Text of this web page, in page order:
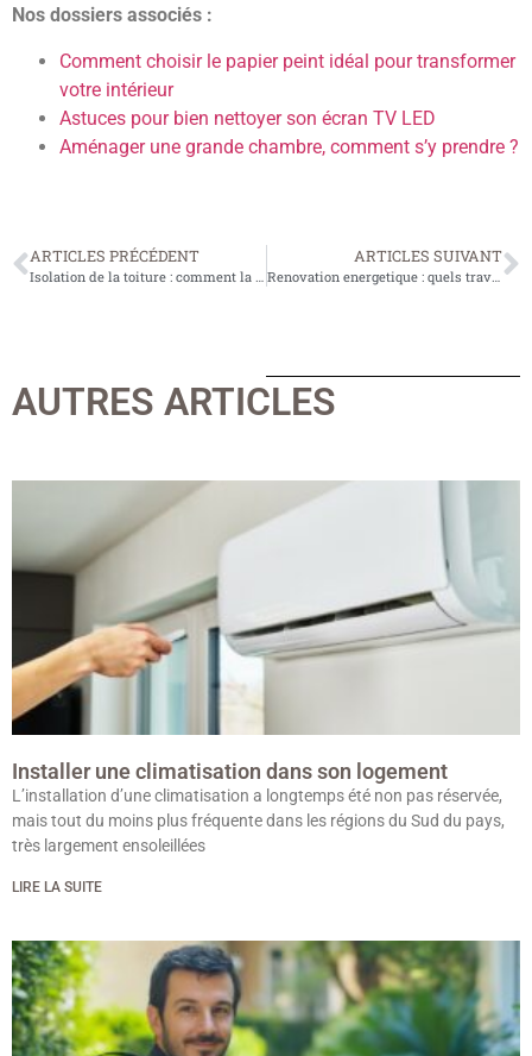
Nos dossiers associés :
Comment choisir le papier peint idéal pour transformer
votre intérieur
Astuces pour bien nettoyer son écran TV LED
Aménager une grande chambre, comment s’y prendre ?
ARTICLES PRÉCÉDENT ARTICLES SUIVANT
Renovation energetique : quels travaux faire en priorite ?
AUTRES ARTICLES
Installer une climatisation dans son logement
L’installation d’une climatisation a longtemps été non pas réservée,
mais tout du moins plus fréquente dans les régions du Sud du pays,
très largement ensoleillées
LIRE LA SUITE